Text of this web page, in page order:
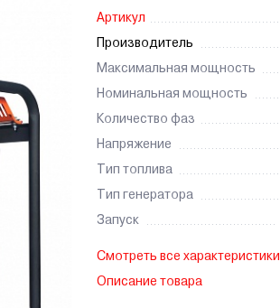
Артикул
Производитель
Максимальная мощность
Номинальная мощность
Количество фаз
Напряжение
Тип топлива
Тип генератора
Запуск
Смотреть все характеристики
Описание товара